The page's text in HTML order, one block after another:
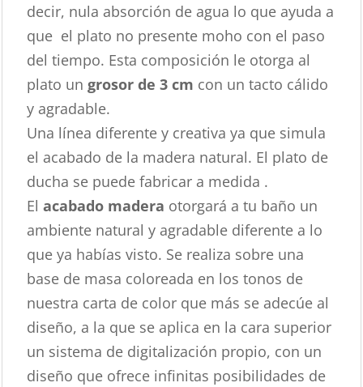
decir, nula absorción de agua lo que ayuda a
que el plato no presente moho con el paso
del tiempo. Esta composición le otorga al
plato un grosor de 3 cm con un tacto cálido
y agradable.
Una línea diferente y creativa ya que simula
el acabado de la madera natural. El plato de
ducha se puede fabricar a medida .
Elacabado madera otorgará a tu baño un
ambiente natural y agradable diferente a lo
que ya habías visto. Se realiza sobre una
base de masa coloreada en los tonos de
nuestra carta de color que más se adecúe al
diseño, a la que se aplica en la cara superior
un sistema de digitalización propio, con un
diseño que ofrece infinitas posibilidades de